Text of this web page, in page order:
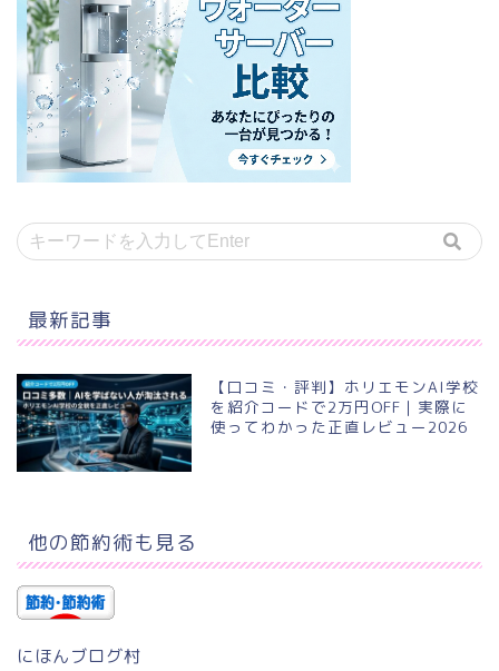
最新記事
【口コミ・評判】ホリエモンAI学校
を紹介コードで2万円OFF｜実際に
使ってわかった正直レビュー2026
他の節約術も見る
にほんブログ村